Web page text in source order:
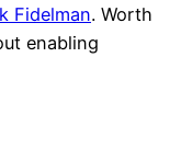
Fidelman. Worth
enabling